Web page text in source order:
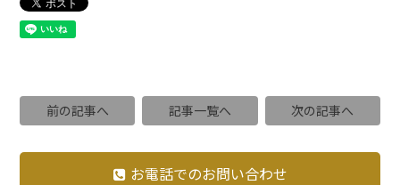
前の記事へ 記事一覧へ 次の記事へ
お電話でのお問い合わせ